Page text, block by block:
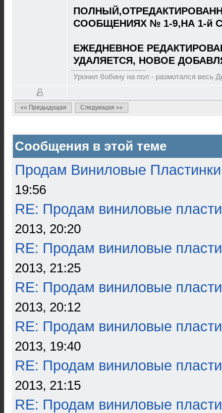
СООБЩЕНИЯХ № 1-9,НА 1-й
ЕЖЕДНЕВНОЕ
УДАЛЯЕТСЯ, НОВОЕ
Уронил бобину на пол - размотался весь
«« Предыдущая Следующая »»
Сообщения в этой теме
Продам Виниловые Пластинки
19:56
RE: Продам виниловые
2013, 20:20
RE: Продам виниловые
2013, 21:25
RE: Продам виниловые
2013, 20:12
RE: Продам виниловые
2013, 19:40
RE: Продам виниловые
2013, 21:15
RE: Продам виниловые